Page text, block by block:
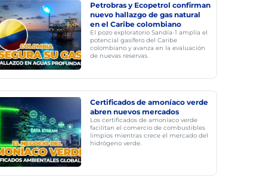
Petrobras y Ecopetrol confirman
nuevo hallazgo de gas natural
en el Caribe colombiano
El pozo exploratorio Sandía-1 amplía el
potencial gasífero del Caribe
colombiano y avanza en la evaluación
de nuevas reservas.
Certificados de amoníaco verde
abren nuevos mercados
Los certificados de amoníaco verde
facilitan el comercio de combustibles
limpios mientras crece el mercado del
hidrógeno verde.